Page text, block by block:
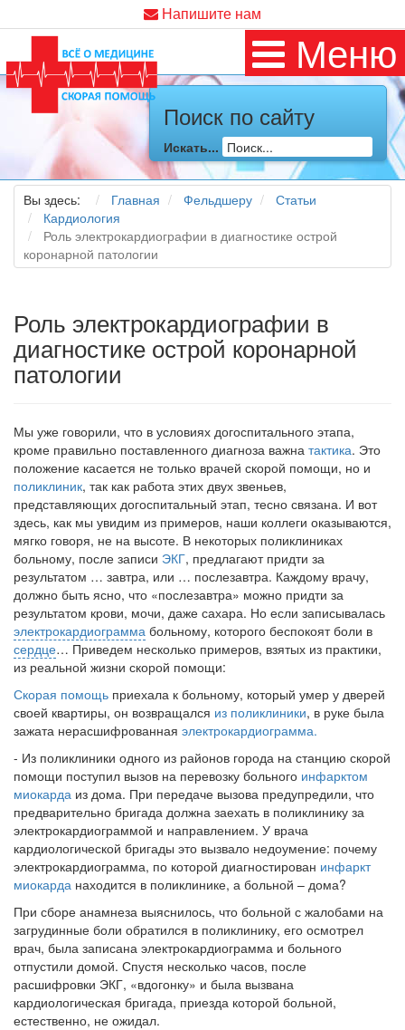
Напишите нам
Меню
Поиск по сайту
Искать...
Вы здесь: Главная Фельдшеру
Статьи
Кардиология
Роль электрокардиографии в диагностике острой
коронарной патологии
Роль электрокардиографии в
диагностике острой коронарной
патологии
Мы уже говорили, что в условиях догоспитального этапа,
кроме правильно поставленного диагноза важна тактика. Это
положение касается не только врачей скорой помощи, но и
поликлиник, так как работа этих двух звеньев,
представляющих догоспитальный этап, тесно связана. И вот
здесь, как мы увидим из примеров, наши коллеги оказываются,
мягко говоря, не на высоте. В некоторых поликлиниках
больному, после записи ЭКГ, предлагают придти за
результатом … завтра, или … послезавтра. Каждому врачу,
должно быть ясно, что «послезавтра» можно придти за
результатом крови, мочи, даже сахара. Но если записывалась
электрокардиограмма больному, которого беспокоят боли в
сердце… Приведем несколько примеров, взятых из практики,
из реальной жизни скорой помощи:
Скорая помощь приехала к больному, который умер у дверей
своей квартиры, он возвращался из поликлиники, в руке была
зажата нерасшифрованная электрокардиограмма.
- Из поликлиники одного из районов города на станцию скорой
помощи поступил вызов на перевозку больного инфарктом
миокарда из дома. При передаче вызова предупредили, что
предварительно бригада должна заехать в поликлинику за
электрокардиограммой и направлением. У врача
кардиологической бригады это вызвало недоумение: почему
электрокардиограмма, по которой диагностирован инфаркт
миокарда находится в поликлинике, а больной – дома?
При сборе анамнеза выяснилось, что больной с жалобами на
загрудинные боли обратился в поликлинику, его осмотрел
врач, была записана электрокардиограмма и больного
отпустили домой. Спустя несколько часов, после
расшифровки ЭКГ, «вдогонку» и была вызвана
кардиологическая бригада, приезда которой больной,
естественно, не ожидал.